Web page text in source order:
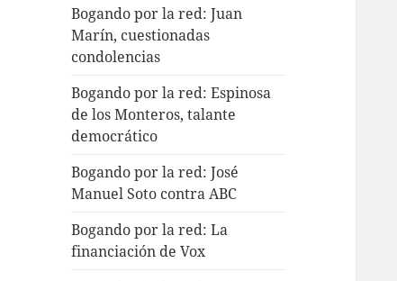
Bogando por la red: Juan
Marín, cuestionadas
condolencias
Bogando por la red: Espinosa
de los Monteros, talante
democrático
Bogando por la red: José
Manuel Soto contra ABC
Bogando por la red: La
financiación de Vox